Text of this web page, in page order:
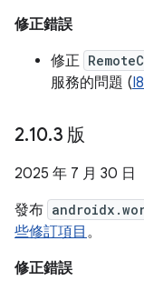
修正錯誤
修正
服務的問題 (
2.10.3 版
2025 年 7 月 30 日
發布
些修訂項目 。
修正錯誤